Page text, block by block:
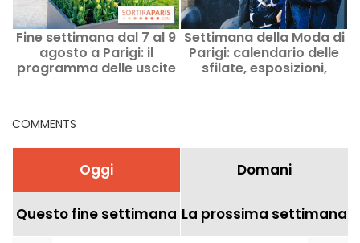
Fine settimana dal 7 al 9
agosto a Parigi: il
programma delle uscite
Settimana della Moda di
Parigi: calendario delle
sfilate, esposizioni,
COMMENTS
Oggi Domani
Questo fine settimana La prossima settimana